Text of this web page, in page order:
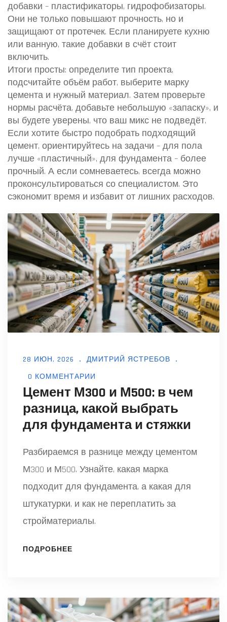
добавки – пластификаторы, гидрофобизаторы.
Они не только повышают прочность, но и
защищают от протечек. Если планируете кухню
или ванную, такие добавки в счёт стоит
включить.
Итоги просты: определите тип проекта,
подсчитайте объём работ, выберите марку
цемента и нужный материал. Затем проверьте
нормы расчёта, добавьте небольшую «запаску», и
вы будете уверены, что ваш микс не подведёт.
Если хотите быстро подобрать подходящий
цемент, ориентируйтесь на задачи – для пола
лучше «пластичный», для фундамента – более
прочный. А если сомневаетесь, всегда можно
проконсультироваться со специалистом. Это
сэкономит время и избавит от лишних расходов.
28 ИЮН, 2026
ДМИТРИЙ ЯСТРЕБОВ
0 КОММЕНТАРИИ
Цемент М300 и М500: в чем
разница, какой выбрать
для фундамента и стяжки
Разбираемся в разнице между цементом
М300 и М500. Узнайте, какая марка
подходит для фундамента, а какая для
штукатурки, и как не переплатить за
стройматериалы.
ПОДРОБНЕЕ